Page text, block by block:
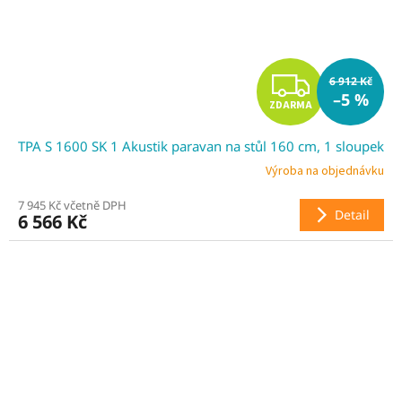
Z
D
A
R
M
ZDARMA
6 912 Kč
–5 %
TPA S 1600 SK 1 Akustik paravan na stůl 160 cm, 1 sloupek
Výroba na objednávku
7 945 Kč včetně DPH
6 566 Kč Detail